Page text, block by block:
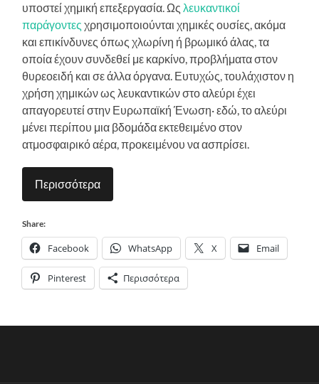
υποστεί χημική επεξεργασία. Ωςλευκαντικοί
παράγοντες χρησιμοποιούνται χημικές ουσίες, ακόμα
και επικίνδυνες όπως χλωρίνη ή βρωμικό άλας, τα
οποία έχουν συνδεθεί με καρκίνο, προβλήματα στον
θυρεοειδή και σε άλλα όργανα. Ευτυχώς, τουλάχιστον η
χρήση χημικών ως λευκαντικών στο αλεύρι έχει
απαγορευτεί στην Ευρωπαϊκή Ένωση· εδώ, το αλεύρι
μένει περίπου μια βδομάδα εκτεθειμένο στον
ατμοσφαιρικό αέρα, προκειμένου να ασπρίσει.
Περισσότερα
Share:
Facebook WhatsApp X Email
Pinterest Περισσότερα